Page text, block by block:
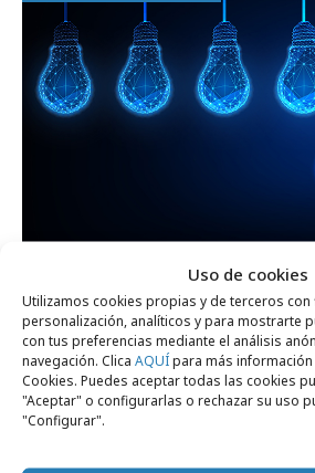
Uso de cookies
Utilizamos cookies propias y de terceros con
personalización, analíticos y para mostrarte
con tus preferencias mediante el análisis
navegación. Clica AQUÍpara más
Cookies. Puedes aceptar todas las cookies
"Aceptar" o configurarlas o rechazar su uso
"Configurar".
miércoles, 15 de julio 2026
La nueva fórmula del éxito
comunidad
Opinión